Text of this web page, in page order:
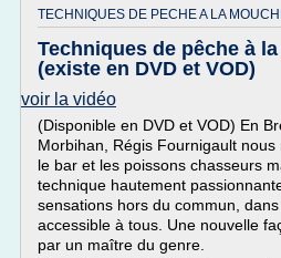
TECHNIQUES DE PECHE A LA
Techniques de pêche à
(existe en DVD et VOD)
voir la vidéo
(Disponible en DVD et VOD) En
Morbihan, Régis Fournigault
le bar et les poissons chasseurs
technique hautement
sensations hors du commun,
accessible à tous. Une nouvelle
par un maître du genre.